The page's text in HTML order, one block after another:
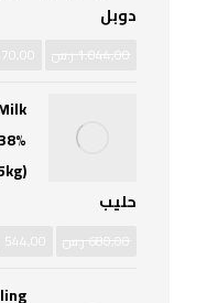
دوبل
1.044,00ر.س
حليب
680,00ر.س 544,00